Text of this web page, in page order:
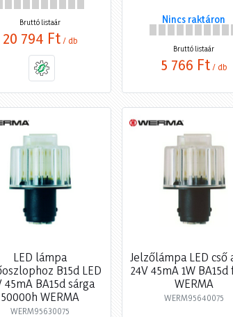
Bruttó listaár
20 794 Ft / db
Nincs raktáron
Bruttó listaár
5 766 Ft / db
LED lámpa
B15d LED
45mA BA15d sárga
50000h WERMA
WERM95630075
Jelzőlámpa LED cső
24V 45mA 1W
WERMA
WERM95640075